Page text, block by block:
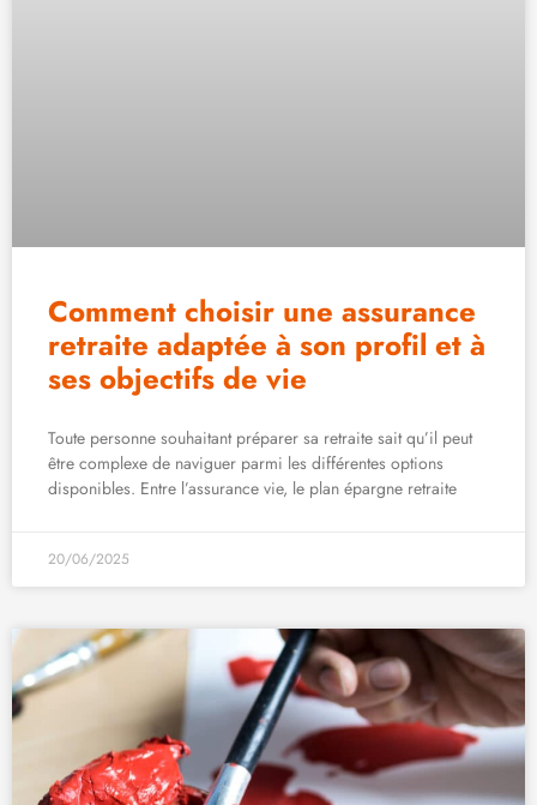
Comment choisir une assurance
retraite adaptée à son profil et à
ses objectifs de vie
Toute personne souhaitant préparer sa retraite sait qu’il peut
être complexe de naviguer parmi les différentes options
disponibles. Entre l’assurance vie, le plan épargne retraite
20/06/2025